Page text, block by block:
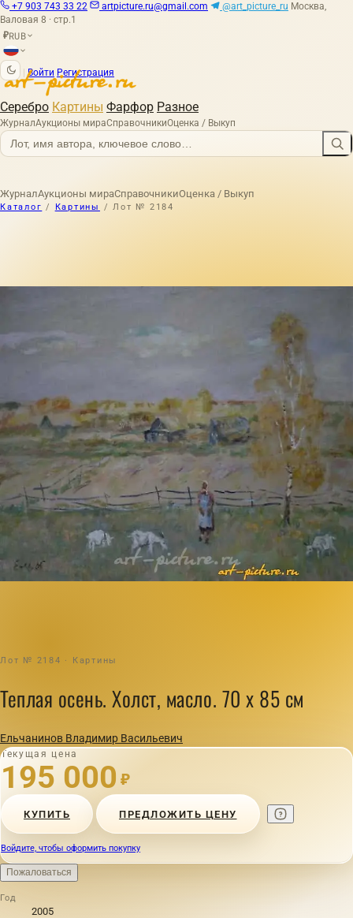
+7 903 743 33 22 artpicture.ru@gmail.com @art_picture_ru Москва,
Валовая 8 · стр.1
₽RUB
Войти Регистрация
Серебро Картины Фарфор Разное
ЖурналАукционы мираСправочникиОценка / Выкуп
ЖурналАукционы мираСправочникиОценка / Выкуп
Каталог / Картины / Лот № 2184
Лот № 2184 · Картины
Теплая осень. Холст, масло. 70 х 85 см
Ельчанинов Владимир Васильевич
Текущая цена
195 000 ₽
КУПИТЬ ПРЕДЛОЖИТЬ ЦЕНУ
Войдите, чтобы оформить покупку
Пожаловаться
Год
2005